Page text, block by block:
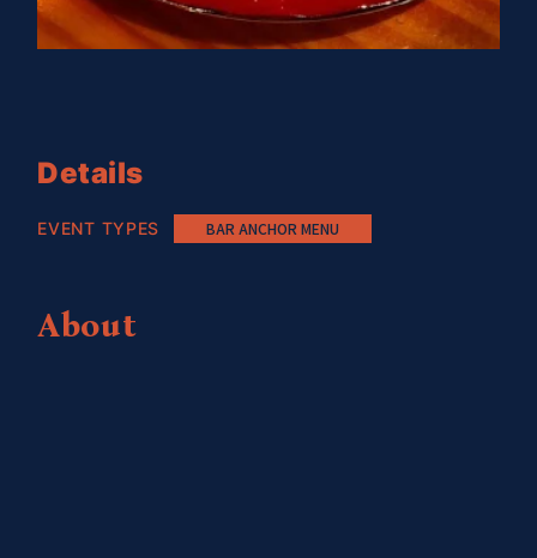
Details
EVENT TYPES BAR ANCHOR MENU
About